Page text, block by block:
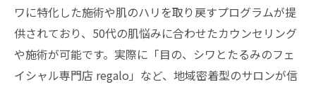
ワに特化した施術や肌のハリを取り戻すプログラムが提
供されており、50代の肌悩みに合わせたカウンセリング
や施術が可能です。実際に「目の、シワとたるみのフェ
イシャル専門店 regalo」など、地域密着型のサロンが信